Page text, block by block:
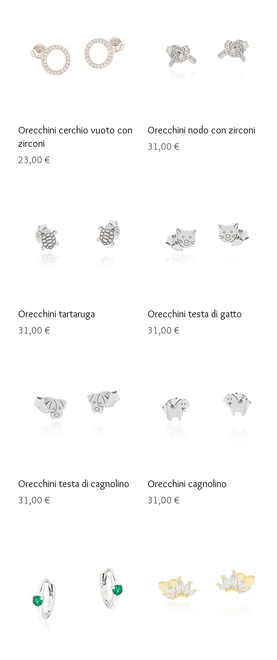
Schnellansicht
Orecchini cerchio vuoto con
zirconi
Preis
23,00 €
Schnellansicht
Orecchini nodo con zirconi
Preis
31,00 €
Schnellansicht
Orecchini tartaruga
Preis
31,00 €
Schnellansicht
Orecchini testa di gatto
Preis
31,00 €
Schnellansicht
Orecchini testa di cagnolino
Preis
31,00 €
Schnellansicht
Orecchini cagnolino
Preis
31,00 €